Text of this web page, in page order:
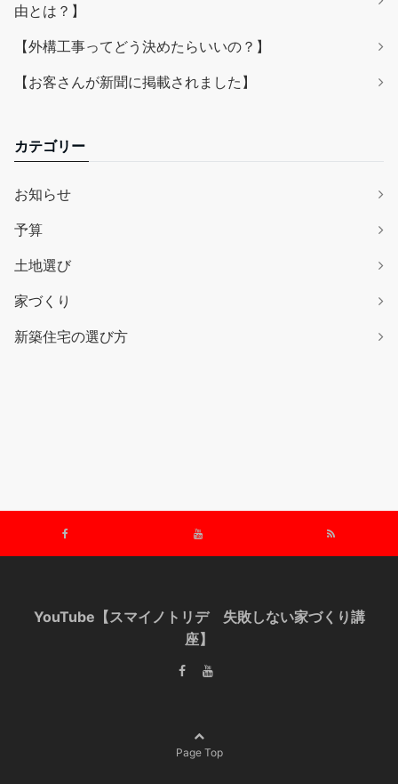
由とは？】
【外構工事ってどう決めたらいいの？】
【お客さんが新聞に掲載されました】
カテゴリー
お知らせ
予算
土地選び
家づくり
新築住宅の選び方
YouTube【スマイノトリデ 失敗しない家づくり講
座】
Page Top